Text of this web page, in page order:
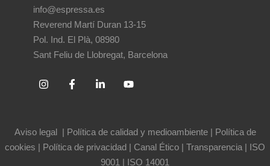
info@espressa.es
Reverend Martí Duran 13-15
Pol. Ind. El Plà, 08980
Sant Feliu de Llobregat, Barcelona
Aviso legal | Política de calidad y medioambiente| Política de
cookies | Política de privacidad | Canal Ético | Transparencia | ISO
9001 | ISO 14001